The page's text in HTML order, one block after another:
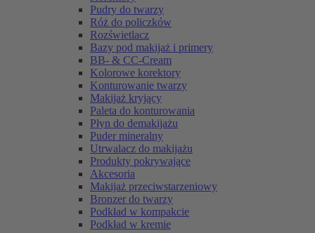
Pudry do twarzy
Róż do policzków
Rozświetlacz
Bazy pod makijaż i primery
BB- & CC-Cream
Kolorowe korektory
Konturowanie twarzy
Makijaż kryjący
Paleta do konturowania
Płyn do demakijażu
Puder mineralny
Utrwalacz do makijażu
Produkty pokrywające
Akcesoria
Makijaż przeciwstarzeniowy
Bronzer do twarzy
Podkład w kompakcie
Podkład w kremie